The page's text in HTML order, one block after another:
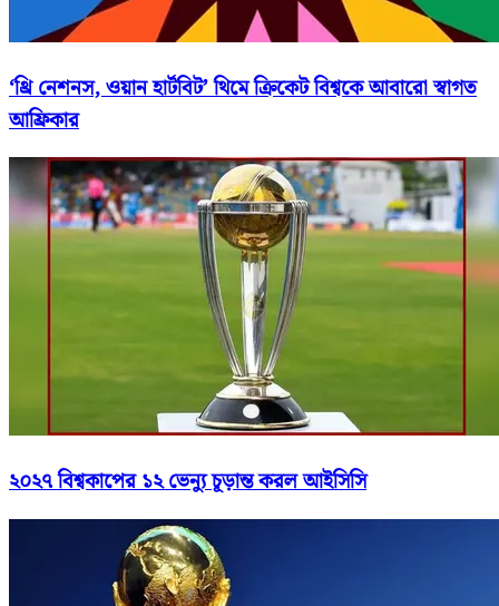
‘থ্রি নেশনস, ওয়ান হার্টবিট’ থিমে ক্রিকেট বিশ্বকে আবারো স্বাগত
আফ্রিকার
২০২৭ বিশ্বকাপের ১২ ভেন্যু চূড়ান্ত করল আইসিসি